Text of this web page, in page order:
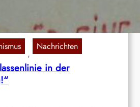
,
Nachrichten
in der